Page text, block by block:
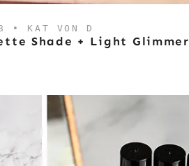
• KAT VON D
Shade + Light Glimmer